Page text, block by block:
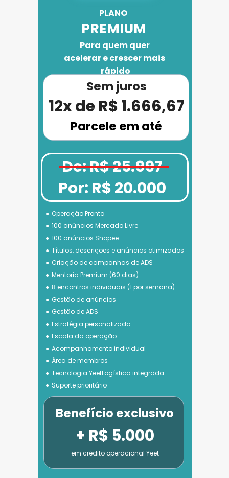
PLANO
PREMIUM
Operação Pronta
100 anúncios Mercado Livre
100 anúncios Shopee
Títulos, descrições e anúncios otimizados
Criação de campanhas de ADS
Mentoria Premium (60 dias)
8 encontros individuais (1 por semana)
Gestão de anúncios
Gestão de ADS
Estratégia personalizada
Escala da operação
Acompanhamento individual
Área de membros
Tecnologia YeetLogística integrada
Suporte prioritário
Para quem quer
acelerar e crescer mais
rápido
Parcele em até
12x de R$ 1.666,67
Sem juros
De: R$ 25.997
Por: R$ 20.000
+ R$ 5.000
em crédito operacional Yeet
Benefício exclusivo